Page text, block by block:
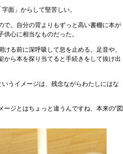
面」からして堅苦しい。
で。自分の背よりもずっと高い書棚に本が
心に相当なものだった。
る前に深呼吸して息を止める。足音や、
から本を探り当てると手続きをして抜け出
うイメージは、残念ながらわたしにはな
ージとはちょっと違うんですね、本来の“図